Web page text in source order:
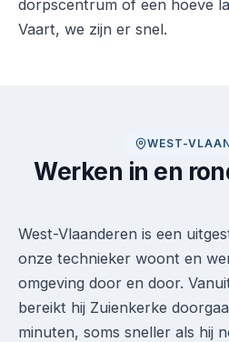
dorpscentrum of een hoeve
Vaart, we zijn er snel.
WEST-
Werken in en
West-Vlaanderen is een
onze technieker woont en
omgeving door en door.
bereikt hij Zuienkerke
minuten, soms sneller als hij